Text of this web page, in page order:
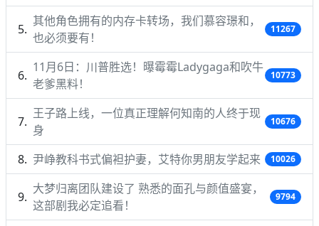
其他角色拥有的内存卡转场，我们慕容璟和，
也必须要有！
11267
11月6日：川普胜选！曝霉霉Ladygaga和吹牛
老爹黑料！
10773
王子路上线，一位真正理解何知南的人终于现
身
10676
尹峥教科书式偏袒护妻，艾特你男朋友学起来 10026
大梦归离团队建设了 熟悉的面孔与颜值盛宴，
这部剧我必定追看！
9794